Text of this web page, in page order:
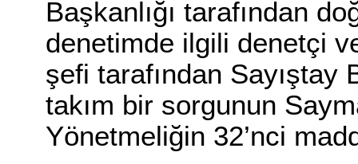
Başkanlığı tarafından
denetimde ilgili denetçi
şefi tarafından Sayıştay
takım bir sorgunun
Yönetmeliğin 32’nci